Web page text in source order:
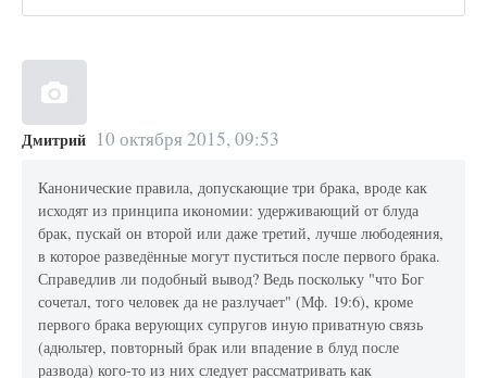
Дмитрий 10 октября 2015, 09:53
Канонические правила, допускающие три брака, вроде как
исходят из принципа икономии: удерживающий от блуда
брак, пускай он второй или даже третий, лучше любодеяния,
в которое разведённые могут пуститься после первого брака.
Справедлив ли подобный вывод? Ведь поскольку "что Бог
сочетал, того человек да не разлучает" (Мф. 19:6), кроме
первого брака верующих супругов иную приватную связь
(адюльтер, повторный брак или впадение в блуд после
развода) кого-то из них следует рассматривать как